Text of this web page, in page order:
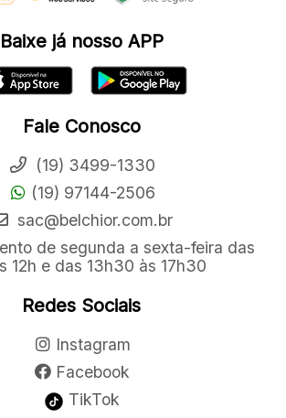
Baixe já nosso APP
Fale Conosco
(19) 3499-1330
(19) 97144-2506
sac@belchior.com.br
de segunda a sexta-feira das
12h e das 13h30 às 17h30
Redes Sociais
Instagram
Facebook
TikTok